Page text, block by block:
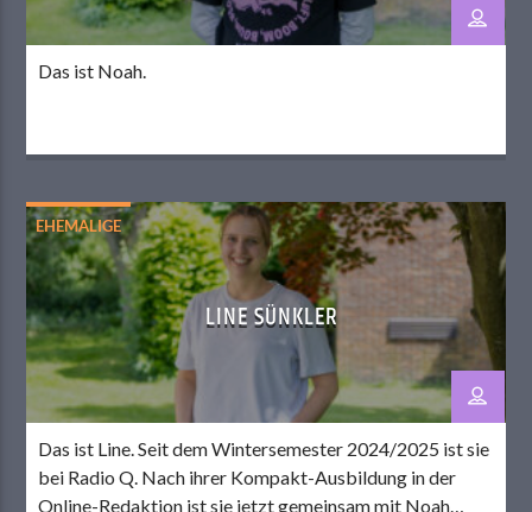
Das ist Noah.
EHEMALIGE
LINE SÜNKLER
Das ist Line. Seit dem Wintersemester 2024/2025 ist sie
bei Radio Q. Nach ihrer Kompakt-Ausbildung in der
Online-Redaktion ist sie jetzt gemeinsam mit Noah